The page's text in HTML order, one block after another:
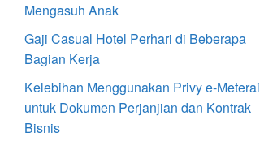
Mengasuh Anak
Gaji Casual Hotel Perhari di Beberapa
Bagian Kerja
Kelebihan Menggunakan Privy e-Meterai
untuk Dokumen Perjanjian dan Kontrak
Bisnis